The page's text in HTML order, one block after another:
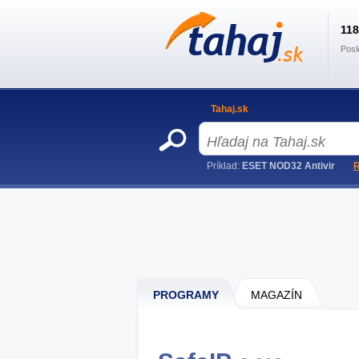
PROGRAMY MAGAZÍN
Tahaj.sk
Príklad: ESET NOD32 Antivir